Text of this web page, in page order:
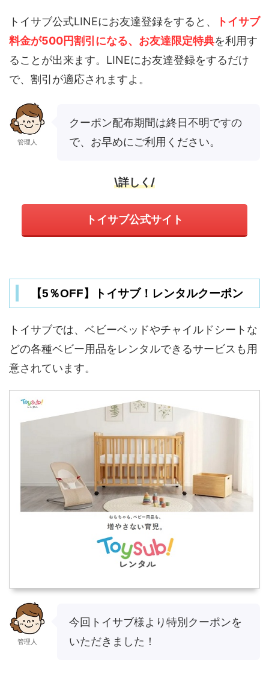
トイサブ公式LINEにお友達登録をすると、
トイサブ
料金が500円割引になる、お友達限定特典を利用す
ることが出来ます。LINEにお友達登録をするだけ
で、割引が適応されますよ。
管理人
クーポン配布期間は終日不明ですの
で、お早めにご利用ください。
\詳しく/
トイサブ公式サイト
【5％OFF】トイサブ！レンタルクーポン
トイサブでは、ベビーベッドやチャイルドシートな
どの各種ベビー用品をレンタルできるサービスも用
意されています。
管理人
今回トイサブ様より特別クーポンを
いただきました！